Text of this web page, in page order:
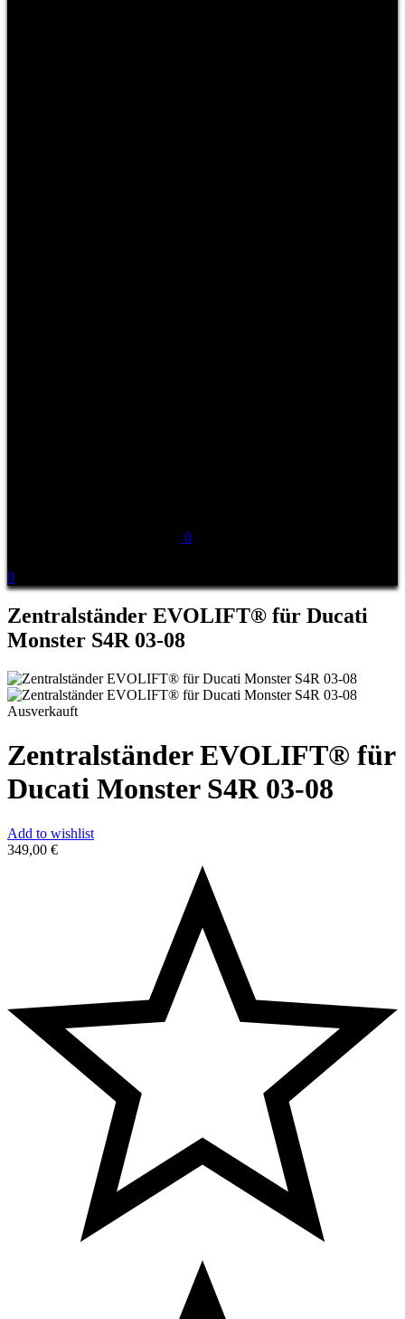
0
0
Zentralständer EVOLIFT® für Ducati
Monster S4R 03-08
Ausverkauft
Zentralständer EVOLIFT® für
Ducati Monster S4R 03-08
Add to wishlist
349,00 €